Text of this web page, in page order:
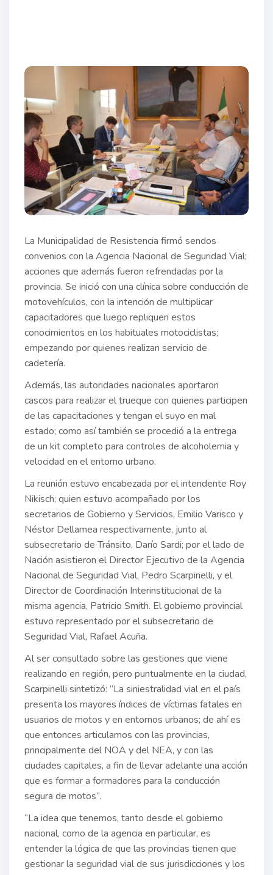
La Municipalidad de Resistencia firmó sendos
convenios con la Agencia Nacional de Seguridad Vial;
acciones que además fueron refrendadas por la
provincia. Se inició con una clínica sobre conducción de
motovehículos, con la intención de multiplicar
capacitadores que luego repliquen estos
conocimientos en los habituales motociclistas;
empezando por quienes realizan servicio de
cadetería.
Además, las autoridades nacionales aportaron
cascos para realizar el trueque con quienes participen
de las capacitaciones y tengan el suyo en mal
estado; como así también se procedió a la entrega
de un kit completo para controles de alcoholemia y
velocidad en el entorno urbano.
La reunión estuvo encabezada por el intendente Roy
Nikisch; quien estuvo acompañado por los
secretarios de Gobierno y Servicios, Emilio Varisco y
Néstor Dellamea respectivamente, junto al
subsecretario de Tránsito, Darío Sardi; por el lado de
Nación asistieron el Director Ejecutivo de la Agencia
Nacional de Seguridad Vial, Pedro Scarpinelli, y el
Director de Coordinación Interinstitucional de la
misma agencia, Patricio Smith. El gobierno provincial
estuvo representado por el subsecretario de
Seguridad Vial, Rafael Acuña.
Al ser consultado sobre las gestiones que viene
realizando en región, pero puntualmente en la ciudad,
Scarpinelli sintetizó: “La siniestralidad vial en el país
presenta los mayores índices de víctimas fatales en
usuarios de motos y en entornos urbanos; de ahí es
que entonces articulamos con las provincias,
principalmente del NOA y del NEA, y con las
ciudades capitales, a fin de llevar adelante una acción
que es formar a formadores para la conducción
segura de motos”.
“La idea que tenemos, tanto desde el gobierno
nacional, como de la agencia en particular, es
entender la lógica de que las provincias tienen que
gestionar la seguridad vial de sus jurisdicciones y los